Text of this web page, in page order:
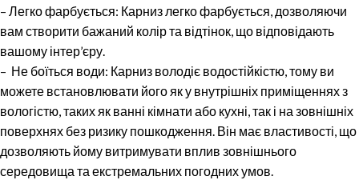
– Легко фарбується: Карниз легко фарбується, дозволяючи
вам створити бажаний колір та відтінок, що відповідають
вашому інтер’єру.
– Не боїться води: Карниз володіє водостійкістю, тому ви
можете встановлювати його як у внутрішніх приміщеннях з
вологістю, таких як ванні кімнати або кухні, так і на зовнішніх
поверхнях без ризику пошкодження. Він має властивості, що
дозволяють йому витримувати вплив зовнішнього
середовища та екстремальних погодних умов.